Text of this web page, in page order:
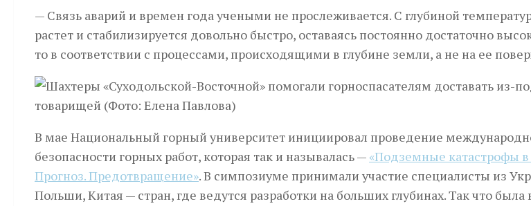
— Связь аварий и времен года учеными не прослеживается. С глубиной
растет и стабилизируется довольно быстро, оставаясь постоянно достаточно
то в соответствии с процессами, происходящими в глубине земли, а не на ее
В мае Национальный горный университет инициировал проведение
безопасности горных работ, которая так и называлась —«Подземные катастрофы
Прогноз. Предотвращение». В симпозиуме принимали участие специалисты из
Польши, Китая — стран, где ведутся разработки на больших глубинах. Так что